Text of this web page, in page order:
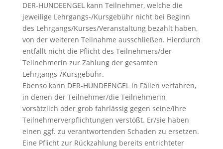
DER-HUNDEENGEL kann Teilnehmer, welche die
jeweilige Lehrgangs-/Kursgebühr nicht bei Beginn
des Lehrgangs/Kurses/Veranstaltung bezahlt haben,
von der weiteren Teilnahme ausschließen. Hierdurch
entfällt nicht die Pflicht des Teilnehmers/der
Teilnehmerin zur Zahlung der gesamten
Lehrgangs-/Kursgebühr.
Ebenso kann DER-HUNDEENGEL in Fällen verfahren,
in denen der Teilnehmer/die Teilnehmerin
vorsätzlich oder grob fahrlässig gegen seine/ihre
Teilnehmerverpflichtungen verstößt. Er/sie haben
einen ggf. zu verantwortenden Schaden zu ersetzen.
Eine Pflicht zur Rückzahlung bereits entrichteter